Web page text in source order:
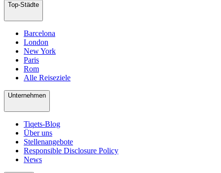
Top-Städte
Barcelona
London
New York
Paris
Rom
Alle Reiseziele
Unternehmen
Tiqets-Blog
Über uns
Stellenangebote
Responsible Disclosure Policy
News